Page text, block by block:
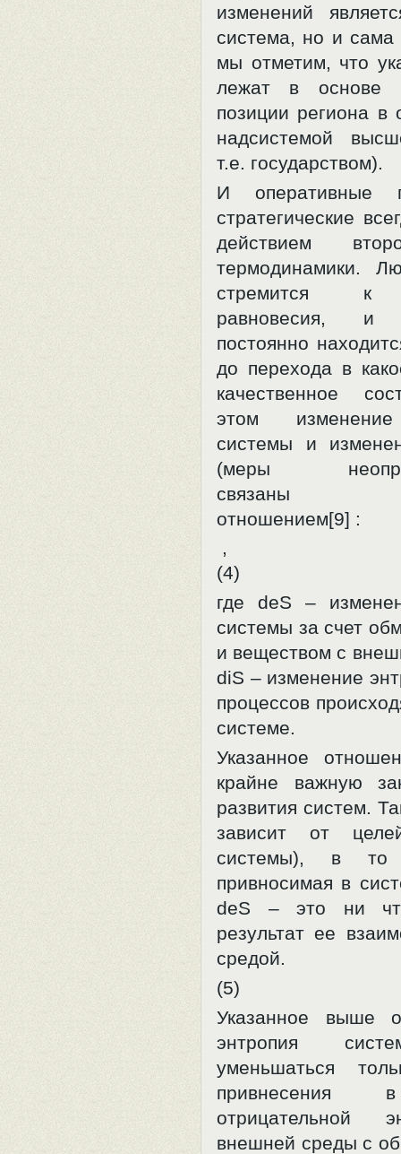
изменений
система, но и сама
мы отметим, что
лежат в основе
позиции региона в
надсистемой
т.е. государством).
И оперативные
стратегические
действием
термодинамики.
стремится к
равновесия,
постоянно
до перехода в
качественное
этом
системы и
(меры
связаны
отношением[9] :
(4)
где deS –
системы за счет
и веществом с
diS – изменение
процессов
системе.
Указанное
крайне важную
развития систем.
зависит от
системы), в то
привносимая в
deS – это ни
результат ее
средой.
(5)
Указанное выше
энтропия
уменьшаться
привнесения
отрицательной
внешней среды с